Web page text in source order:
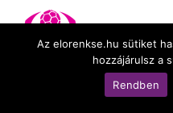
Az elorenkse.hu sütiket
hozzájárulsz a
Rendben